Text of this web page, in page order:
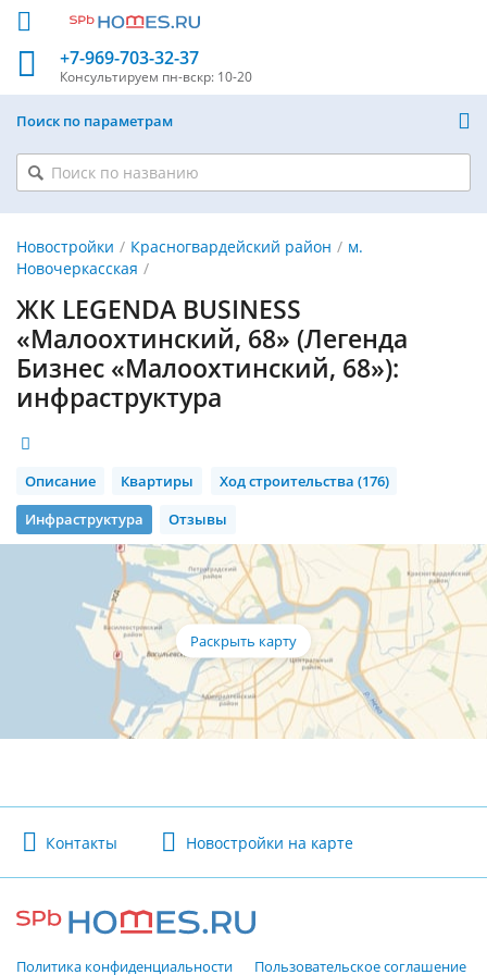
+7-969-703-32-37
Консультируем пн-вскр: 10-20
Поиск по параметрам
Новостройки Красногвардейский район
м.
Новочеркасская
ЖК LEGENDA BUSINESS
«Малоохтинский, 68» (Легенда
Бизнес «Малоохтинский, 68»):
инфраструктура
Описание Квартиры
Ход строительства (176)
Инфраструктура
Отзывы
Контакты Новостройки на карте
Политика конфиденциальности Пользовательское соглашение